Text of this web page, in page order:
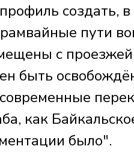
создать,
пути
с
быть
как
было".